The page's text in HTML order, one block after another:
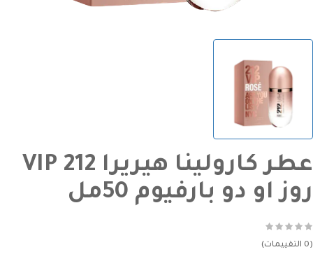
عطر كارولينا هيريرا 212 VIP
روز او دو بارفيوم 50مل
(0 التقييمات)